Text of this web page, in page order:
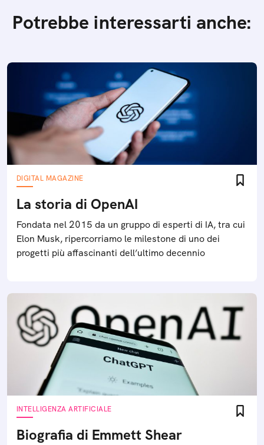
Potrebbe interessarti anche:
DIGITAL MAGAZINE
La storia di OpenAI
Fondata nel 2015 da un gruppo di esperti di IA, tra cui
Elon Musk, ripercorriamo le milestone di uno dei
progetti più affascinanti dell’ultimo decennio
INTELLIGENZA ARTIFICIALE
Biografia di Emmett Shear